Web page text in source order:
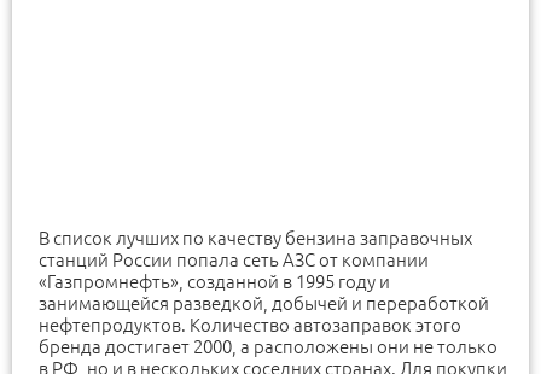
В список лучших по качеству бензина заправочных
станций России попала сеть АЗС от компании
«Газпромнефть», созданной в 1995 году и
занимающейся разведкой, добычей и переработкой
нефтепродуктов. Количество автозаправок этого
бренда достигает 2000, а расположены они не только
в РФ, но и в нескольких соседних странах. Для покупки